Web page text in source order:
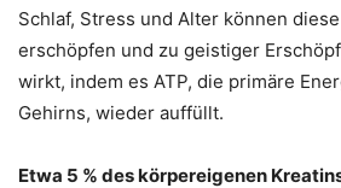
Schlaf, Stress und Alter können
erschöpfen und zu geistiger
wirkt, indem es ATP, die primäre
Gehirns, wieder auffüllt.
Etwa 5 % des körpereigenen